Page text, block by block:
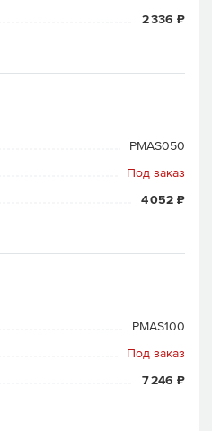
2 336 ₽
PMAS050
Под заказ
4 052 ₽
PMAS100
Под заказ
7 246 ₽